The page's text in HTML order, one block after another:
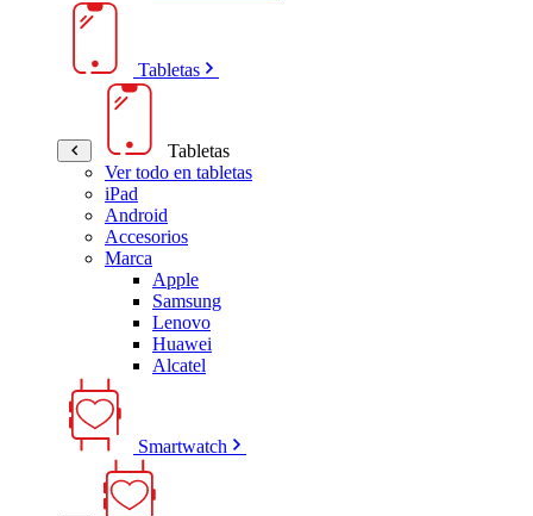
Tabletas
Tabletas
Ver todo en tabletas
iPad
Android
Accesorios
Marca
Apple
Samsung
Lenovo
Huawei
Alcatel
Smartwatch